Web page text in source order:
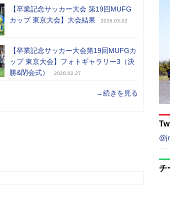
【卒業記念サッカー大会 第19回MUFG
カップ 東京大会】大会結果
2026.03.02
【卒業記念サッカー大会第19回MUFGカ
ップ 東京大会】フォトギャラリー3（決
勝&閉会式）
2026.02.27
→続きを見る
チ